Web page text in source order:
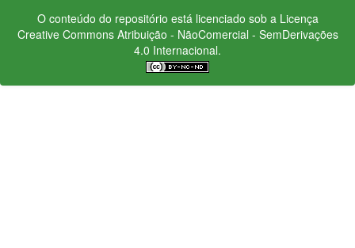
O conteúdo do repositório está licenciado sob a Licença
Creative CommonsAtribuição - NãoComercial - SemDerivações
4.0 Internacional.